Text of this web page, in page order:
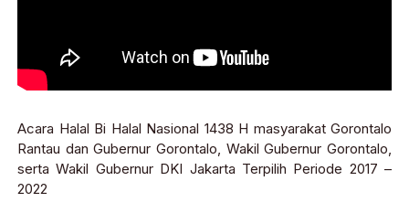
Acara Halal Bi Halal Nasional 1438 H masyarakat Gorontalo
Rantau dan Gubernur Gorontalo, Wakil Gubernur Gorontalo,
serta Wakil Gubernur DKI Jakarta Terpilih Periode 2017 –
2022